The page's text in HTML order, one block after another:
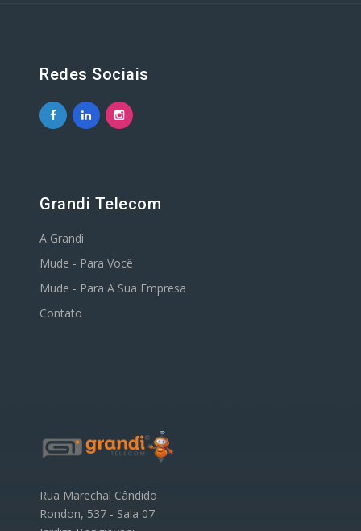
Redes Sociais
Grandi Telecom
A Grandi
Mude - Para Você
Mude - Para A Sua Empresa
Contato
Rua Marechal Cândido
Rondon, 537 - Sala 07